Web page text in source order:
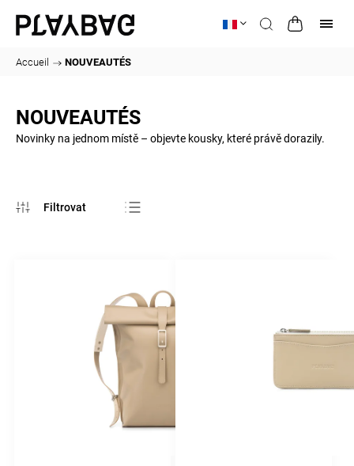
Accueil / NOUVEAUTÉS
NOUVEAUTÉS
Novinky na jednom místě – objevte kousky, které právě dorazily.
Alphabétiquement